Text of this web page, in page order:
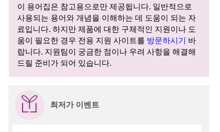
이 용어집은 참고용으로만 제공됩니다. 일반적으로
사용되는 용어와 개념을 이해하는 데 도움이 되는 자
료입니다. 하지만 제품에 대한 구체적인 지원이나 도
움이 필요한 경우 전용 지원 사이트를 방문하시기 바
랍니다. 지원팀이 궁금한 점이나 우려 사항을 해결해
드릴 준비가 되어 있습니다.
최저가 이벤트